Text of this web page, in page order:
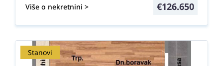
Više o nekretnini > €126.650
Stanovi